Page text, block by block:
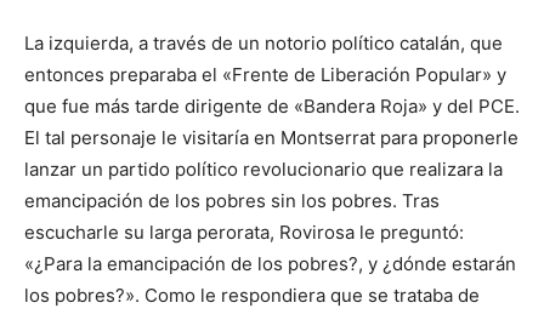
La izquierda, a través de un notorio político catalán, que
entonces preparaba el «Frente de Liberación Popular» y
que fue más tarde dirigente de «Bandera Roja» y del PCE.
El tal personaje le visitaría en Montserrat para proponerle
lanzar un partido político revolucionario que realizara la
emancipación de los pobres sin los pobres. Tras
escucharle su larga perorata, Rovirosa le preguntó:
«¿Para la emancipación de los pobres?, y ¿dónde estarán
los pobres?». Como le respondiera que se trataba de